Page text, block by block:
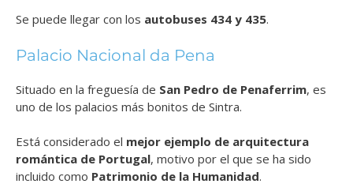
Se puede llegar con los autobuses 434 y 435.
Palacio Nacional da Pena
Situado en la freguesía de San Pedro de Penaferrim, es
uno de los palacios más bonitos de Sintra.
Está considerado el mejor ejemplo de arquitectura
romántica de Portugal, motivo por el que se ha sido
incluido como Patrimonio de la Humanidad.